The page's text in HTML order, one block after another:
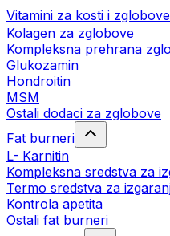
Vitamini za kosti i zglobove
Kolagen za zglobove
Kompleksna prehrana
Glukozamin
Hondroitin
MSM
Ostali dodaci za zglobove
Fat burneri
L- Karnitin
Kompleksna sredstva za
Termo sredstva za
Kontrola apetita
Ostali fat burneri